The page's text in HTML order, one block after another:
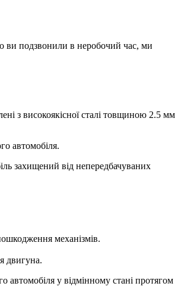
ви подзвонили в неробочий час, ми
з високоякісної сталі товщиною 2.5 мм
автомобіля.
захищений від непередбачуваних
механізмів.
двигуна.
автомобіля у відмінному стані протягом